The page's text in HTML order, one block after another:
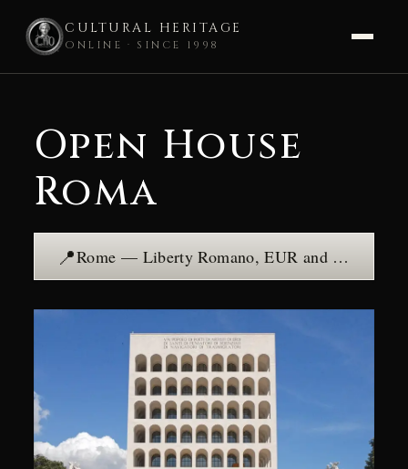
CULTURAL HERITAGE
ONLINE · SINCE 1998
contentOpen House
Roma
📍 Rome — Liberty Romano, EUR and Italian Rationalism — see the place →